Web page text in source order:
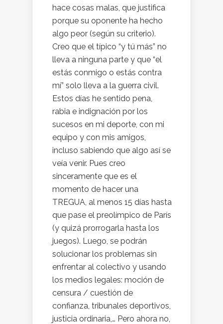
hace cosas malas, que justifica
porque su oponente ha hecho
algo peor (según su criterio).
Creo que el típico “y tú más” no
lleva a ninguna parte y que “el
estás conmigo o estás contra
mí” solo lleva a la guerra civil.
Estos días he sentido pena,
rabia e indignación por los
sucesos en mi deporte, con mi
equipo y con mis amigos,
incluso sabiendo que algo así se
veía venir. Pues creo
sinceramente que es el
momento de hacer una
TREGUA, al menos 15 días hasta
que pase el preolímpico de París
(y quizá prorrogarla hasta los
juegos). Luego, se podrán
solucionar los problemas sin
enfrentar al colectivo y usando
los medios legales: moción de
censura / cuestión de
confianza, tribunales deportivos,
justicia ordinaria,… Pero ahora no,